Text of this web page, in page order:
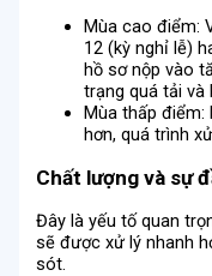
Mùa cao điểm:
12 (kỳ nghỉ lễ)
hồ sơ nộp vào
trạng quá tải và
Mùa thấp điểm:
hơn, quá trình
Chất lượng và sự
Đây là yếu tố quan
sẽ được xử lý nhanh
sót.